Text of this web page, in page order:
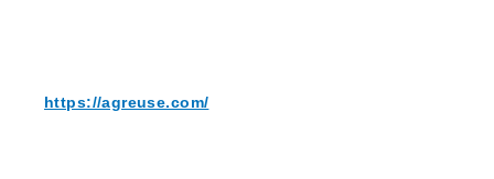
https://agreuse.com/